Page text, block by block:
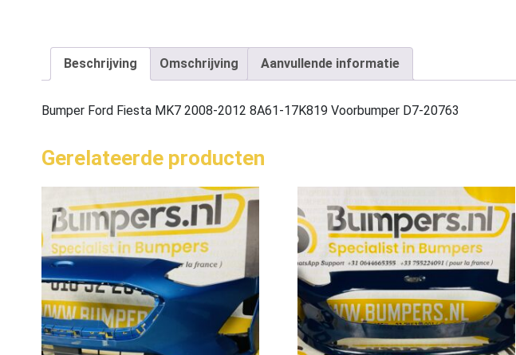
Beschrijving Omschrijving Aanvullende informatie
Bumper Ford Fiesta MK7 2008-2012 8A61-17K819 Voorbumper D7-20763
Gerelateerde producten